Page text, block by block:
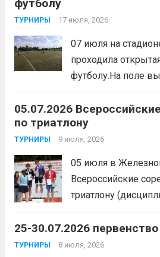
мероприятия,
организаторы
коллектива и
образа жизни. По
всех этапов
футболу
ТУРНИРЫ 17 июля, 2026
07 июля на
проходила
футболу.На поле
Участники
мячом и сыграли
товарищеских
05.07.2026
по триатлону
ТУРНИРЫ 9 июля, 2026
05 июля в
Всероссийские
триатлону
Макарова, Серов
место.
25-30.07.2026
ТУРНИРЫ 8 июля, 2026